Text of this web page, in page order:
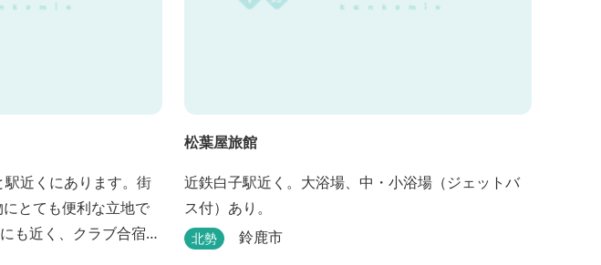
近くにあります。街
とても便利な立地で
も近く、クラブ合宿な
松葉屋旅館
近鉄白子駅近く。大浴場、中・小浴場（ジェットバ
ス付）あり。
北勢 鈴鹿市